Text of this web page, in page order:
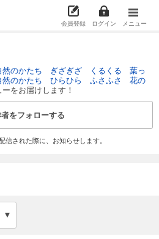
会員登録 ログイン メニュー
のかたち ぎざぎざ くるくる 葉っ
然のかたち ひらひら ふさふさ 花の
をお届けします！
をフォローする
された際に、お知らせします。